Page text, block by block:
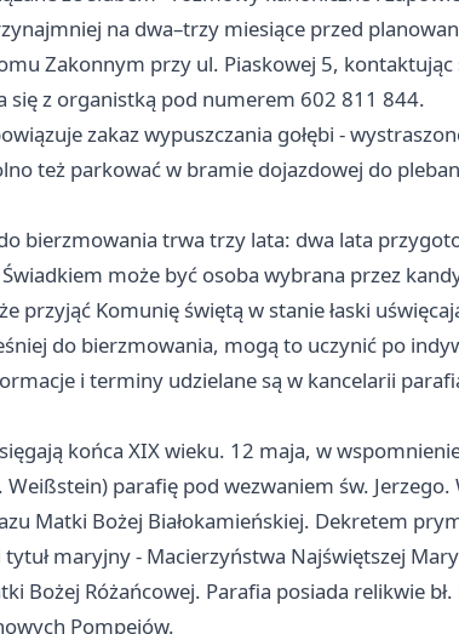
na dwa–trzy miesiące przed
Zakonnym przy ul. Piaskowej 5,
się z organistką pod numerem 602 811 844.
zakaz wypuszczania gołębi -
też parkować w bramie dojazdowej do
bierzmowania trwa trzy lata: dwa lata
może być osoba wybrana przez
przyjąć Komunię świętą w stanie łaski
do bierzmowania, mogą to uczynić po
i terminy udzielane są w kancelarii
końca XIX wieku. 12 maja, w
parafię pod wezwaniem św.
Matki Bożej Białokamieńskiej. Dekretem
maryjny - Macierzyństwa Najświętszej
Bożej Różańcowej. Parafia posiada relikwie
Pompejów.